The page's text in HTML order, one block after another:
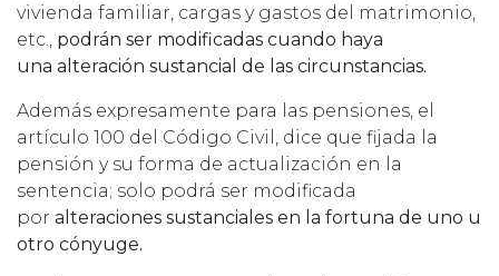
vivienda familiar, cargas y gastos del matrimonio,
etc., podrán ser modificadas cuando haya
una alteración sustancial de las circunstancias.
Además expresamente para las pensiones, el
artículo 100 del Código Civil, dice que fijada la
pensión y su forma de actualización en la
sentencia; solo podrá ser modificada
por alteraciones sustanciales en la fortuna de uno u
otro cónyuge.